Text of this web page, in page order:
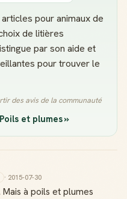
pour animaux de
de litières
par son aide et
pour trouver le
des avis de la communauté
et plumes »
· 2015-07-30
Mais à poils et plumes